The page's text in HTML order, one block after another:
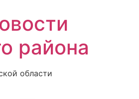
района
области